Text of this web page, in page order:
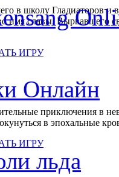
в школу Гладиаторов и
имя славы. Вырвавшего
ИГРУ
приключения в
в эпохальные
ИГРУ
Онлайн
льда